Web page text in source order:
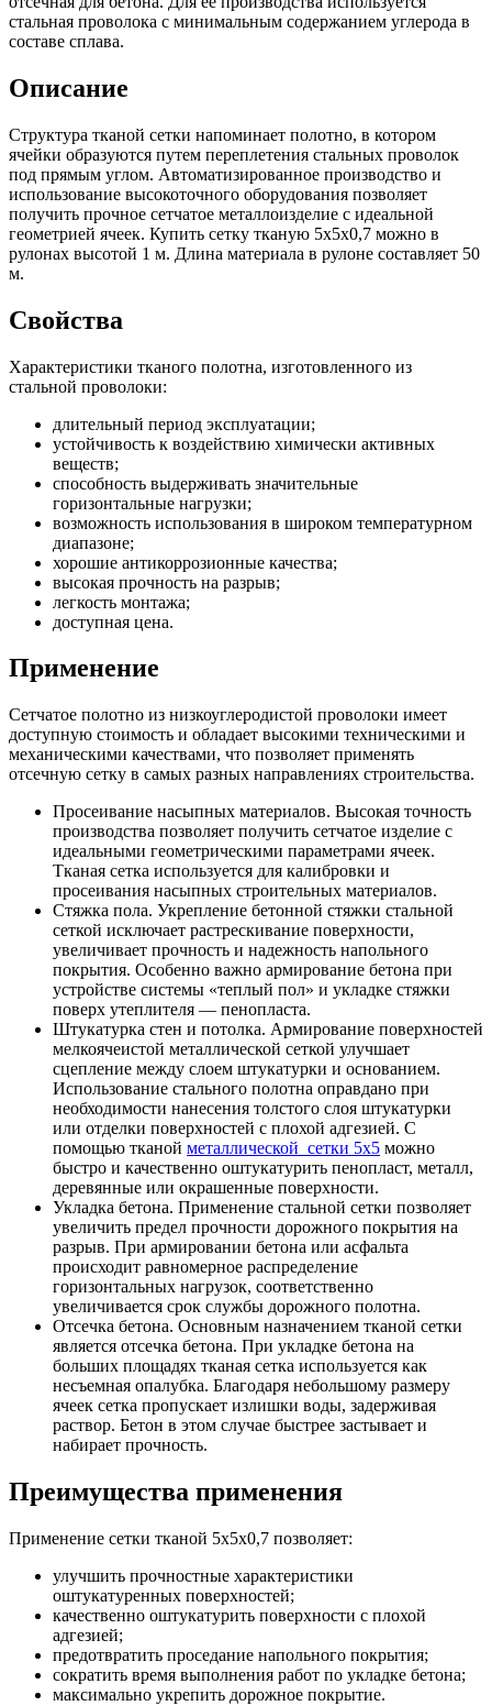
стальная проволока с минимальным содержанием углерода в
составе сплава.
Описание
Структура тканой сетки напоминает полотно, в котором
ячейки образуются путем переплетения стальных проволок
под прямым углом. Автоматизированное производство и
использование высокоточного оборудования позволяет
получить прочное сетчатое металлоизделие с идеальной
геометрией ячеек. Купить сетку тканую 5х5х0,7 можно в
рулонах высотой 1 м. Длина материала в рулоне составляет 50
м.
Свойства
Характеристики тканого полотна, изготовленного из
стальной проволоки:
длительный период эксплуатации;
устойчивость к воздействию химически активных
веществ;
способность выдерживать значительные
горизонтальные нагрузки;
возможность использования в широком температурном
диапазоне;
хорошие антикоррозионные качества;
высокая прочность на разрыв;
легкость монтажа;
доступная цена.
Применение
Сетчатое полотно из низкоуглеродистой проволоки имеет
доступную стоимость и обладает высокими техническими и
механическими качествами, что позволяет применять
отсечную сетку в самых разных направлениях строительства.
Просеивание насыпных материалов. Высокая точность
производства позволяет получить сетчатое изделие с
идеальными геометрическими параметрами ячеек.
Тканая сетка используется для калибровки и
просеивания насыпных строительных материалов.
Стяжка пола. Укрепление бетонной стяжки стальной
сеткой исключает растрескивание поверхности,
увеличивает прочность и надежность напольного
покрытия. Особенно важно армирование бетона при
устройстве системы «теплый пол» и укладке стяжки
поверх утеплителя — пенопласта.
Штукатурка стен и потолка. Армирование поверхностей
мелкоячеистой металлической сеткой улучшает
сцепление между слоем штукатурки и основанием.
Использование стального полотна оправдано при
необходимости нанесения толстого слоя штукатурки
или отделки поверхностей с плохой адгезией. С
помощью тканой металлической сетки 5х5 можно
быстро и качественно оштукатурить пенопласт, металл,
деревянные или окрашенные поверхности.
Укладка бетона. Применение стальной сетки позволяет
увеличить предел прочности дорожного покрытия на
разрыв. При армировании бетона или асфальта
происходит равномерное распределение
горизонтальных нагрузок, соответственно
увеличивается срок службы дорожного полотна.
Отсечка бетона. Основным назначением тканой сетки
является отсечка бетона. При укладке бетона на
больших площадях тканая сетка используется как
несъемная опалубка. Благодаря небольшому размеру
ячеек сетка пропускает излишки воды, задерживая
раствор. Бетон в этом случае быстрее застывает и
набирает прочность.
Преимущества применения
Применение сетки тканой 5х5х0,7 позволяет:
улучшить прочностные характеристики
оштукатуренных поверхностей;
качественно оштукатурить поверхности с плохой
адгезией;
предотвратить проседание напольного покрытия;
сократить время выполнения работ по укладке бетона;
максимально укрепить дорожное покрытие.